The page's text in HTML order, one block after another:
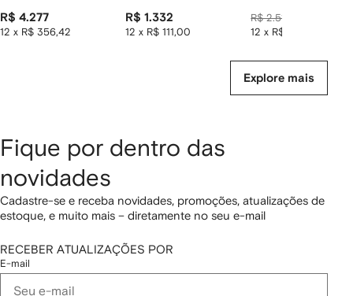
R$ 4.277
12 x R$ 356,42
R$ 1.332
12 x R$ 111,00
R$ 2.510
12 x R$ 207,00
Explore mais
Fique por dentro das
novidades
Cadastre-se e receba novidades, promoções, atualizações de
estoque, e muito mais – diretamente no seu e-mail
RECEBER ATUALIZAÇÕES POR
E-mail